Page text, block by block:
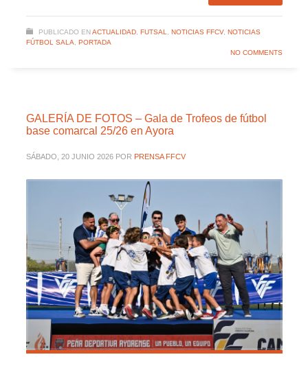
PUBLICADO EN ACTUALIDAD, FUTSAL NOTICIAS FFCV, NOTICIAS
FÚTBOL SALA
PORTADA
NO COMMENTS
GALERÍA DE FOTOS – Gala de Trofeos de fútbol
base comarcal 25/26 en Ayora
SÁBADO, 20 JUNIO 2026 POR PRENSA FFCV